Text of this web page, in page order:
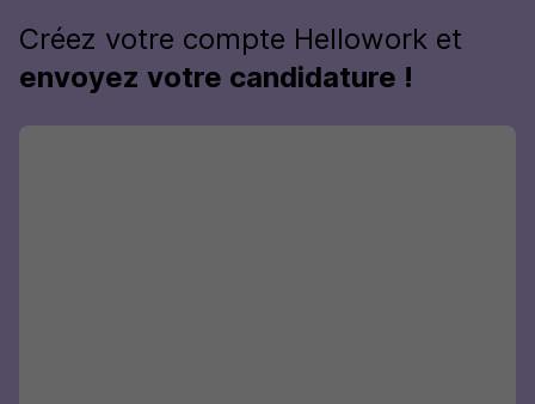
Créez votre compte Hellowork et
envoyez votre candidature !